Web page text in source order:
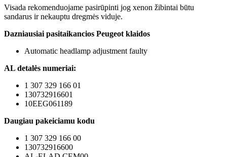
Visada rekomenduojame pasirūpinti jog xenon žibintai būtu
sandarus ir nekauptu dregmės viduje.
Dazniausiai pasitaikancios Peugeot klaidos
Automatic headlamp adjustment faulty
AL detalės numeriai:
1 307 329 166 01
130732916601
10EEG061189
Daugiau pakeiciamu kodu
1 307 329 166 00
130732916600